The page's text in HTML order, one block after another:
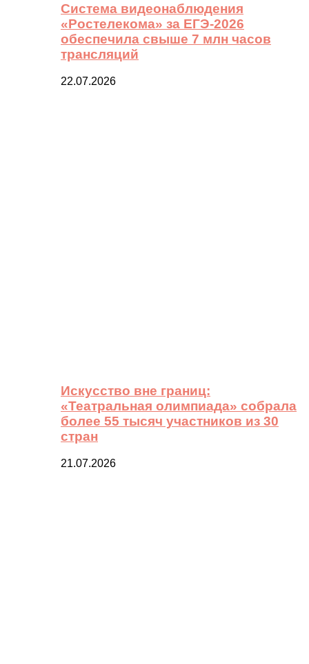
Система видеонаблюдения
«Ростелекома» за ЕГЭ-2026
обеспечила свыше 7 млн часов
трансляций
22.07.2026
Искусство вне границ:
«Театральная олимпиада» собрала
более 55 тысяч участников из 30
стран
21.07.2026